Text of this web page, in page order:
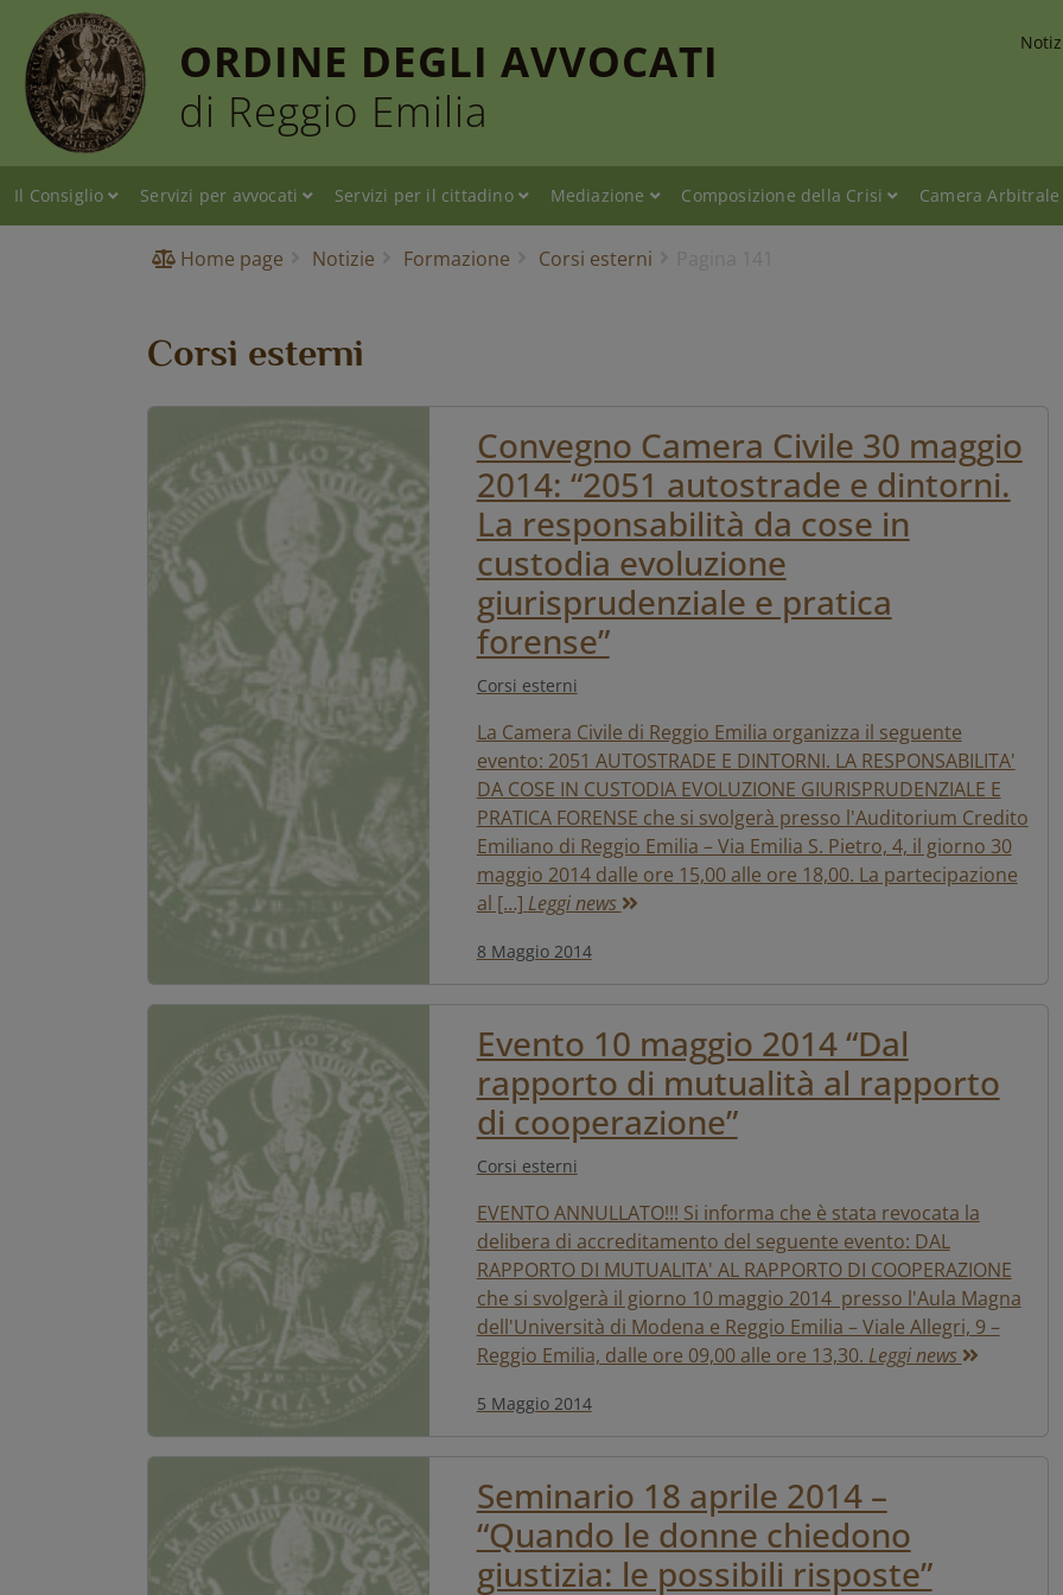
ORDINE DEGLI AVVOCATI
di Reggio Emilia
Il Consiglio Servizi per avvocati Servizi per il cittadino Mediazione Composizione della Crisi Camera Arbitrale
Home page Notizie Formazione Corsi esterni
Corsi esterni
Convegno Camera Civile 30 maggio
2014: “2051 autostrade e dintorni.
La responsabilità da cose in
custodia evoluzione
giurisprudenziale e pratica
forense”
Corsi esterni
La Camera Civile di Reggio Emilia organizza il seguente
evento: 2051 AUTOSTRADE E DINTORNI. LA RESPONSABILITA'
DA COSE IN CUSTODIA EVOLUZIONE GIURISPRUDENZIALE E
PRATICA FORENSE che si svolgerà presso l'Auditorium Credito
Emiliano di Reggio Emilia – Via Emilia S. Pietro, 4, il giorno 30
maggio 2014 dalle ore 15,00 alle ore 18,00. La partecipazione
al […] Leggi news
8 Maggio 2014
Evento 10 maggio 2014 “Dal
rapporto di mutualità al rapporto
di cooperazione”
Corsi esterni
EVENTO ANNULLATO!!! Si informa che è stata revocata la
delibera di accreditamento del seguente evento: DAL
RAPPORTO DI MUTUALITA' AL RAPPORTO DI COOPERAZIONE
che si svolgerà il giorno 10 maggio 2014 presso l'Aula Magna
dell'Università di Modena e Reggio Emilia – Viale Allegri, 9 –
Reggio Emilia, dalle ore 09,00 alle ore 13,30. Leggi news
5 Maggio 2014
Seminario 18 aprile 2014 –
“Quando le donne chiedono
giustizia: le possibili risposte”